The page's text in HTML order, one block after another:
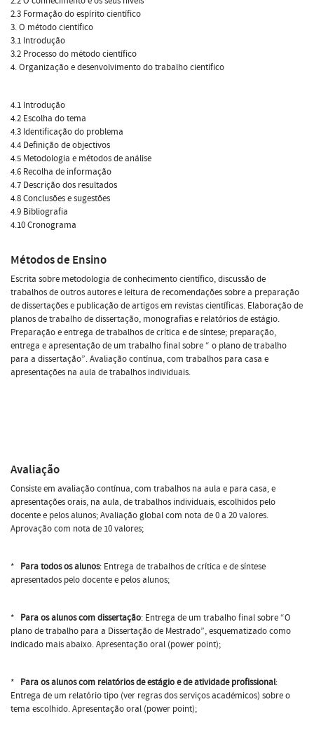
2.3 Formação do espírito científico
3. O método científico
3.1 Introdução
3.2 Processo do método científico
4. Organização e desenvolvimento do trabalho científico
4.1 Introdução
4.2 Escolha do tema
4.3 Identificação do problema
4.4 Definição de objectivos
4.5 Metodologia e métodos de análise
4.6 Recolha de informação
4.7 Descrição dos resultados
4.8 Conclusões e sugestões
4.9 Bibliografia
4.10 Cronograma
Métodos de Ensino
Escrita sobre metodologia de conhecimento científico, discussão de
trabalhos de outros autores e leitura de recomendações sobre a preparação
de dissertações e publicação de artigos em revistas científicas. Elaboração de
planos de trabalho de dissertação, monografias e relatórios de estágio.
Preparação e entrega de trabalhos de crítica e de síntese; preparação,
entrega e apresentação de um trabalho final sobre “ o plano de trabalho
para a dissertação”. Avaliação contínua, com trabalhos para casa e
apresentações na aula de trabalhos individuais.
Avaliação
Consiste em avaliação contínua, com trabalhos na aula e para casa, e
apresentações orais, na aula, de trabalhos individuais, escolhidos pelo
docente e pelos alunos; Avaliação global com nota de 0 a 20 valores.
Aprovação com nota de 10 valores;
* Para todos os alunos: Entrega de trabalhos de crítica e de síntese
apresentados pelo docente e pelos alunos;
* Para os alunos com dissertação: Entrega de um trabalho final sobre “O
plano de trabalho para a Dissertação de Mestrado”, esquematizado como
indicado mais abaixo. Apresentação oral (power point);
* Para os alunos com relatórios de estágio e de atividade profissional:
Entrega de um relatório tipo (ver regras dos serviços académicos) sobre o
tema escolhido. Apresentação oral (power point);